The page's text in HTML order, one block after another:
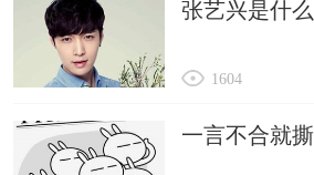
张艺兴是什
1604
一言不合就